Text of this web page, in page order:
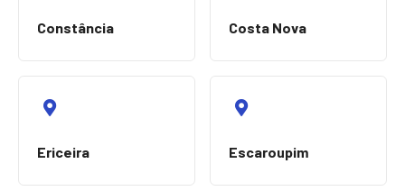
Constância Costa Nova
Ericeira Escaroupim